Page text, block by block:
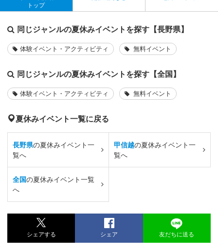
トップ
同じジャンルの夏休みイベントを探す【長野県】
体験イベント・アクティビティ 無料イベント
同じジャンルの夏休みイベントを探す【全国】
体験イベント・アクティビティ 無料イベント
夏休みイベント一覧に戻る
長野県の夏休みイベント一
覧へ
甲信越の夏休みイベント一
覧へ
全国の夏休みイベント一覧
へ
シェアする シェア 友だちに送る